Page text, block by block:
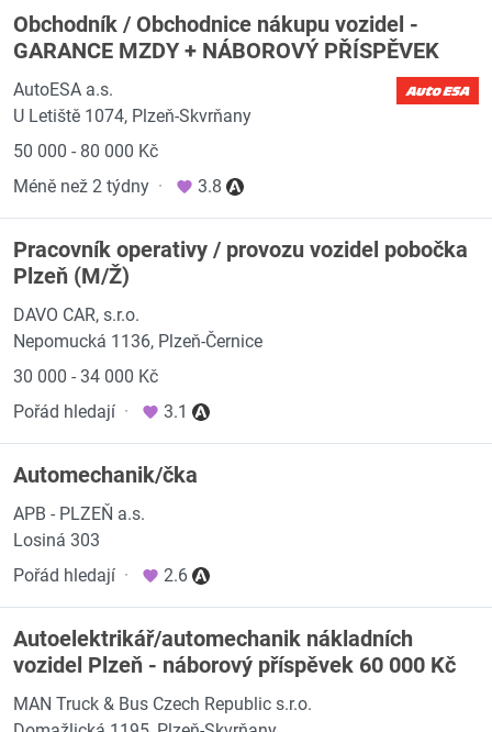
Obchodník / Obchodnice nákupu vozidel -
GARANCE MZDY + NÁBOROVÝ PŘÍSPĚVEK
AutoESA a.s.
U Letiště 1074, Plzeň-Skvrňany
50 000 - 80 000 Kč
Méně než 2 týdny · 3.8
Pracovník operativy / provozu vozidel pobočka
Plzeň (M/Ž)
DAVO CAR, s.r.o.
Nepomucká 1136, Plzeň-Černice
30 000 - 34 000 Kč
Pořád hledají · 3.1
Automechanik/čka
APB - PLZEŇ a.s.
Losiná 303
Pořád hledají · 2.6
Autoelektrikář/automechanik nákladních
vozidel Plzeň - náborový příspěvek 60 000 Kč
MAN Truck & Bus Czech Republic s.r.o.